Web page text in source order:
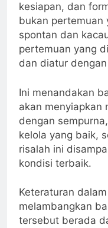
kesiapan, dan
bukan pertemuan
spontan dan
pertemuan yang
dan diatur
Ini menandakan
akan menyiapkan
dengan
kelola yang baik,
risalah ini
kondisi terbaik.
Keteraturan
melambangkan
tersebut berada